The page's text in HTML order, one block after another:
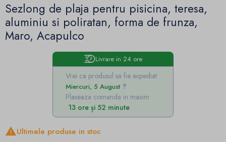
Sezlong de plaja pentru pisicina, teresa,
aluminiu si poliratan, forma de frunza,
Maro, Acapulco
Livrare in 24 ore
Vrei ca produsul sa fie expediat
Miercuri, 5 August
Plaseaza comanda in maxim
13 ore și 52 minute
Ultimele produse in stoc